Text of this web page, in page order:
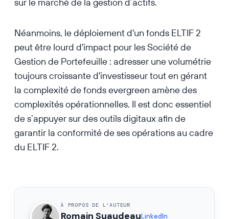
sur le marché de la gestion d’actifs.
Néanmoins, le déploiement d'un fonds ELTIF 2
peut être lourd d'impact pour les Société de
Gestion de Portefeuille : adresser une volumétrie
toujours croissante d'investisseur tout en gérant
la complexité de fonds evergreen amène des
complexités opérationnelles. Il est donc essentiel
de s’appuyer sur des outils digitaux afin de
garantir la conformité de ses opérations au cadre
du ELTIF 2.
À PROPOS DE L'AUTEUR
Romain SuaudeauLinkedIn